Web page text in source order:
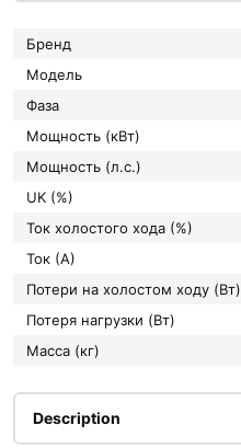
Бренд
Модель
Фаза
Мощность (кВт)
Мощность (л.с.)
UK (%)
Ток холостого хода (%)
Ток (А)
Потери на холостом ходу (Вт)
Потеря нагрузки (Вт)
Масса (кг)
Description